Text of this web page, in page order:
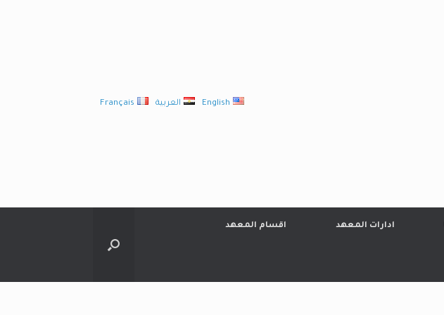
Français العربية English
ادارات المعهد اقسام المعهد